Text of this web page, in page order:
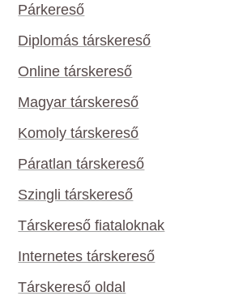
Párkereső
Diplomás társkereső
Online társkereső
Magyar társkereső
Komoly társkereső
Páratlan társkereső
Szingli társkereső
Társkereső fiataloknak
Internetes társkereső
Társkereső oldal